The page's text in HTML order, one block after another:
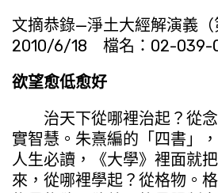
文摘恭錄—淨土大經解演義（
2010/6/18 檔名：02-039-
欲望愈低愈好
治天下從哪裡治起？從念
實智慧。朱熹編的「四書」
人生必讀，《大學》裡面就
來，從哪裡學起？從格物。